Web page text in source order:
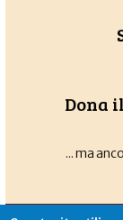
Dona
... ma